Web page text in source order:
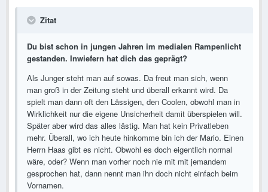
Zitat
Du bist schon in jungen Jahren im medialen Rampenlicht
gestanden. Inwiefern hat dich das geprägt?
Als Junger steht man auf sowas. Da freut man sich, wenn
man groß in der Zeitung steht und überall erkannt wird. Da
spielt man dann oft den Lässigen, den Coolen, obwohl man in
Wirklichkeit nur die eigene Unsicherheit damit überspielen will.
Später aber wird das alles lästig. Man hat kein Privatleben
mehr. Überall, wo ich heute hinkomme bin ich der Mario. Einen
Herrn Haas gibt es nicht. Obwohl es doch eigentlich normal
wäre, oder? Wenn man vorher noch nie mit mit jemandem
gesprochen hat, dann nennt man ihn doch nicht einfach beim
Vornamen.